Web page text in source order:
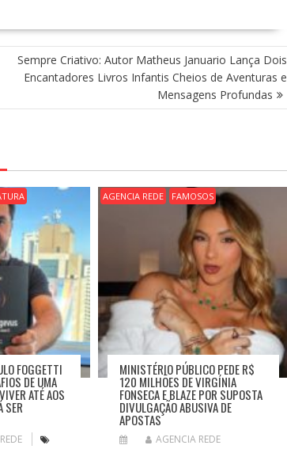
Sempre Criativo: Autor Matheus Januario Lança Dois
Encantadores Livros Infantis Cheios de Aventuras e
Mensagens Profundas
FOGGETTI
DE UMA
ATÉ AOS
SER
AGENCIA REDE FAMOSOS
MINISTÉRIO PÚBLICO PEDE R$
120 MILHÕES DE VIRGÍNIA
FONSECA E BLAZE POR SUPOSTA
DIVULGAÇÃO ABUSIVA DE
APOSTAS
AGENCIA REDE